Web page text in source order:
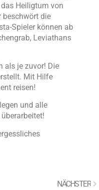
Heiligtum von
beschwört die
Spieler können ab
Leviathans
als je zuvor! Die
Mit Hilfe
reisen!
und alle
NÄCHSTER